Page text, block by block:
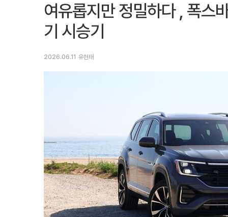
여유롭지만 정밀하다 , 폭스
기 시승기
2026.06.11 유현태